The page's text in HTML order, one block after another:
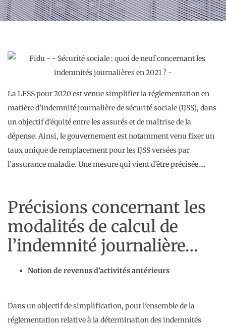
La LFSS pour 2020 est venue simplifier la réglementation en
matière d’indemnité journalière de sécurité sociale (IJSS), dans
un objectif d’équité entre les assurés et de maîtrise de la
dépense. Ainsi, le gouvernement est notamment venu fixer un
taux unique de remplacement pour les IJSS versées par
l’assurance maladie. Une mesure qui vient d’être précisée….
Précisions concernant les
modalités de calcul de
l’indemnité journalière…
Notion de revenus d’activités antérieurs
Dans un objectif de simplification, pour l’ensemble de la
réglementation relative à la détermination des indemnités